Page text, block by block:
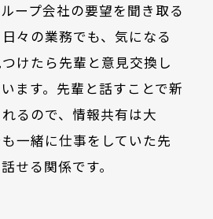
ープ会社の要望を聞き取る
々の業務でも、気になる
けたら先輩と意見交換し
ます。先輩と話すことで新
るので、情報共有は大
一緒に仕事をしていた先
せる関係です。